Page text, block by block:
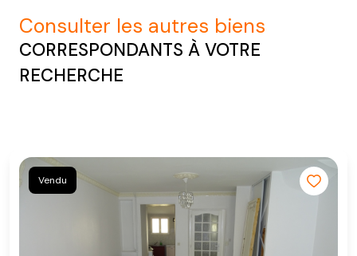
consulter les autres biens
CORRESPONDANTS À VOTRE
RECHERCHE
Vendu